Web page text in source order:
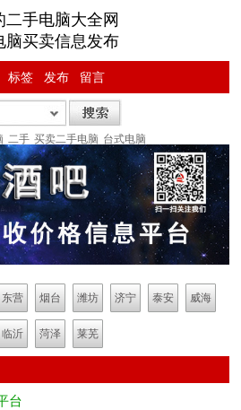
手电脑大全网
脑买卖信息发布
标签 发布 留言
二手 买卖二手电脑 台式电脑
东营 烟台 潍坊 济宁 泰安 威海
临沂 菏泽 莱芜
台